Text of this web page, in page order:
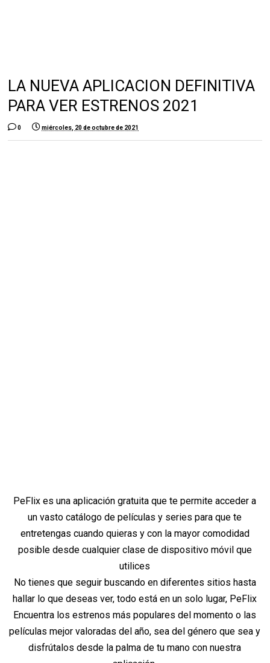
LA NUEVA APLICACION DEFINITIVA
PARA VER ESTRENOS 2021
0 miércoles, 20 de octubre de 2021
PeFlix es una aplicación gratuita que te permite acceder a
un vasto catálogo de películas y series para que te
entretengas cuando quieras y con la mayor comodidad
posible desde cualquier clase de dispositivo móvil que
utilices
No tienes que seguir buscando en diferentes sitios hasta
hallar lo que deseas ver, todo está en un solo lugar, PeFlix
Encuentra los estrenos más populares del momento o las
películas mejor valoradas del año, sea del género que sea y
disfrútalos desde la palma de tu mano con nuestra